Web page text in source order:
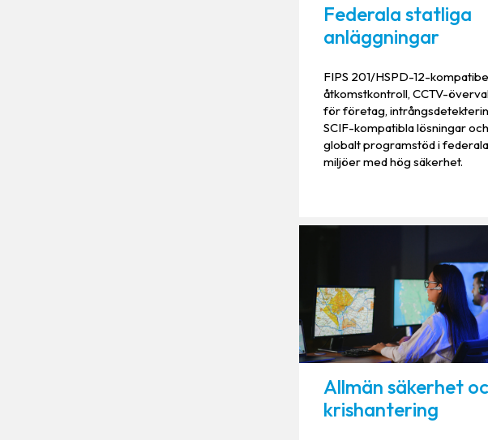
Federala statliga
anläggningar
FIPS 201/HSPD-12-
åtkomstkontroll, CCTV-
för företag,
SCIF-kompatibla lösningar och
globalt programstöd i federala
miljöer med hög säkerhet.
Allmän säkerhet
krishantering